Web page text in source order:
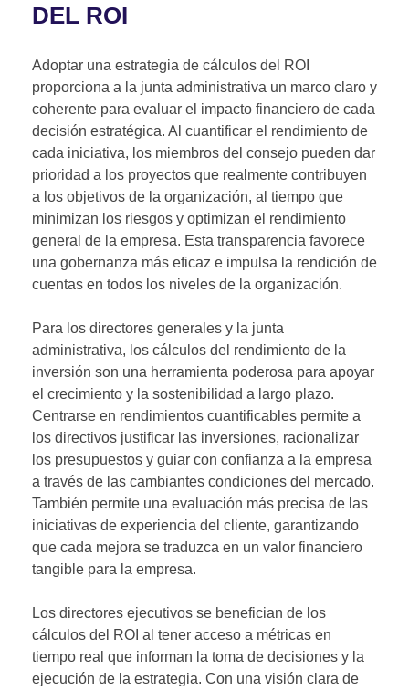
DEL ROI
Adoptar una estrategia de cálculos del ROI
proporciona a la junta administrativa un marco claro y
coherente para evaluar el impacto financiero de cada
decisión estratégica. Al cuantificar el rendimiento de
cada iniciativa, los miembros del consejo pueden dar
prioridad a los proyectos que realmente contribuyen
a los objetivos de la organización, al tiempo que
minimizan los riesgos y optimizan el rendimiento
general de la empresa. Esta transparencia favorece
una gobernanza más eficaz e impulsa la rendición de
cuentas en todos los niveles de la organización.
Para los directores generales y la junta
administrativa, los cálculos del rendimiento de la
inversión son una herramienta poderosa para apoyar
el crecimiento y la sostenibilidad a largo plazo.
Centrarse en rendimientos cuantificables permite a
los directivos justificar las inversiones, racionalizar
los presupuestos y guiar con confianza a la empresa
a través de las cambiantes condiciones del mercado.
También permite una evaluación más precisa de las
iniciativas de experiencia del cliente, garantizando
que cada mejora se traduzca en un valor financiero
tangible para la empresa.
Los directores ejecutivos se benefician de los
cálculos del ROI al tener acceso a métricas en
tiempo real que informan la toma de decisiones y la
ejecución de la estrategia. Con una visión clara de